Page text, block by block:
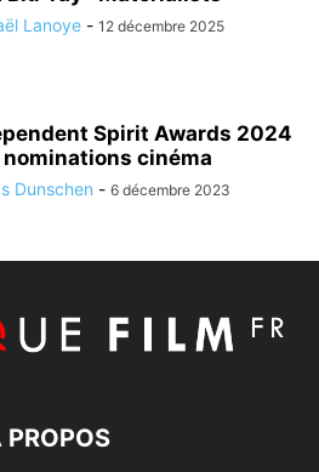
Lanoye - 12 décembre 2025
Spirit Awards 2024
nominations cinéma
Dunschen - 6 décembre 2023
PROPOS